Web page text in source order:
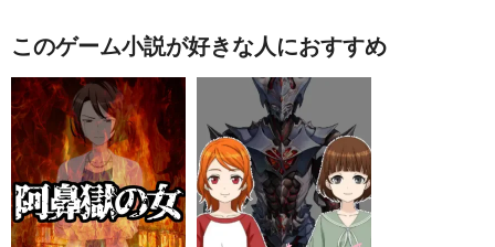
このゲーム小説が好きな人におすすめ